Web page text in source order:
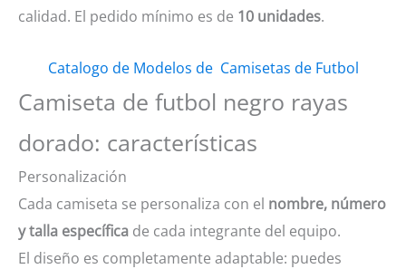
calidad. El pedido mínimo es de 10 unidades.
Catalogo de Modelos de Camisetas de Futbol
Camiseta de futbol negro rayas
dorado: características
Personalización
Cada camiseta se personaliza con el nombre, número
y talla específica de cada integrante del equipo.
El diseño es completamente adaptable: puedes